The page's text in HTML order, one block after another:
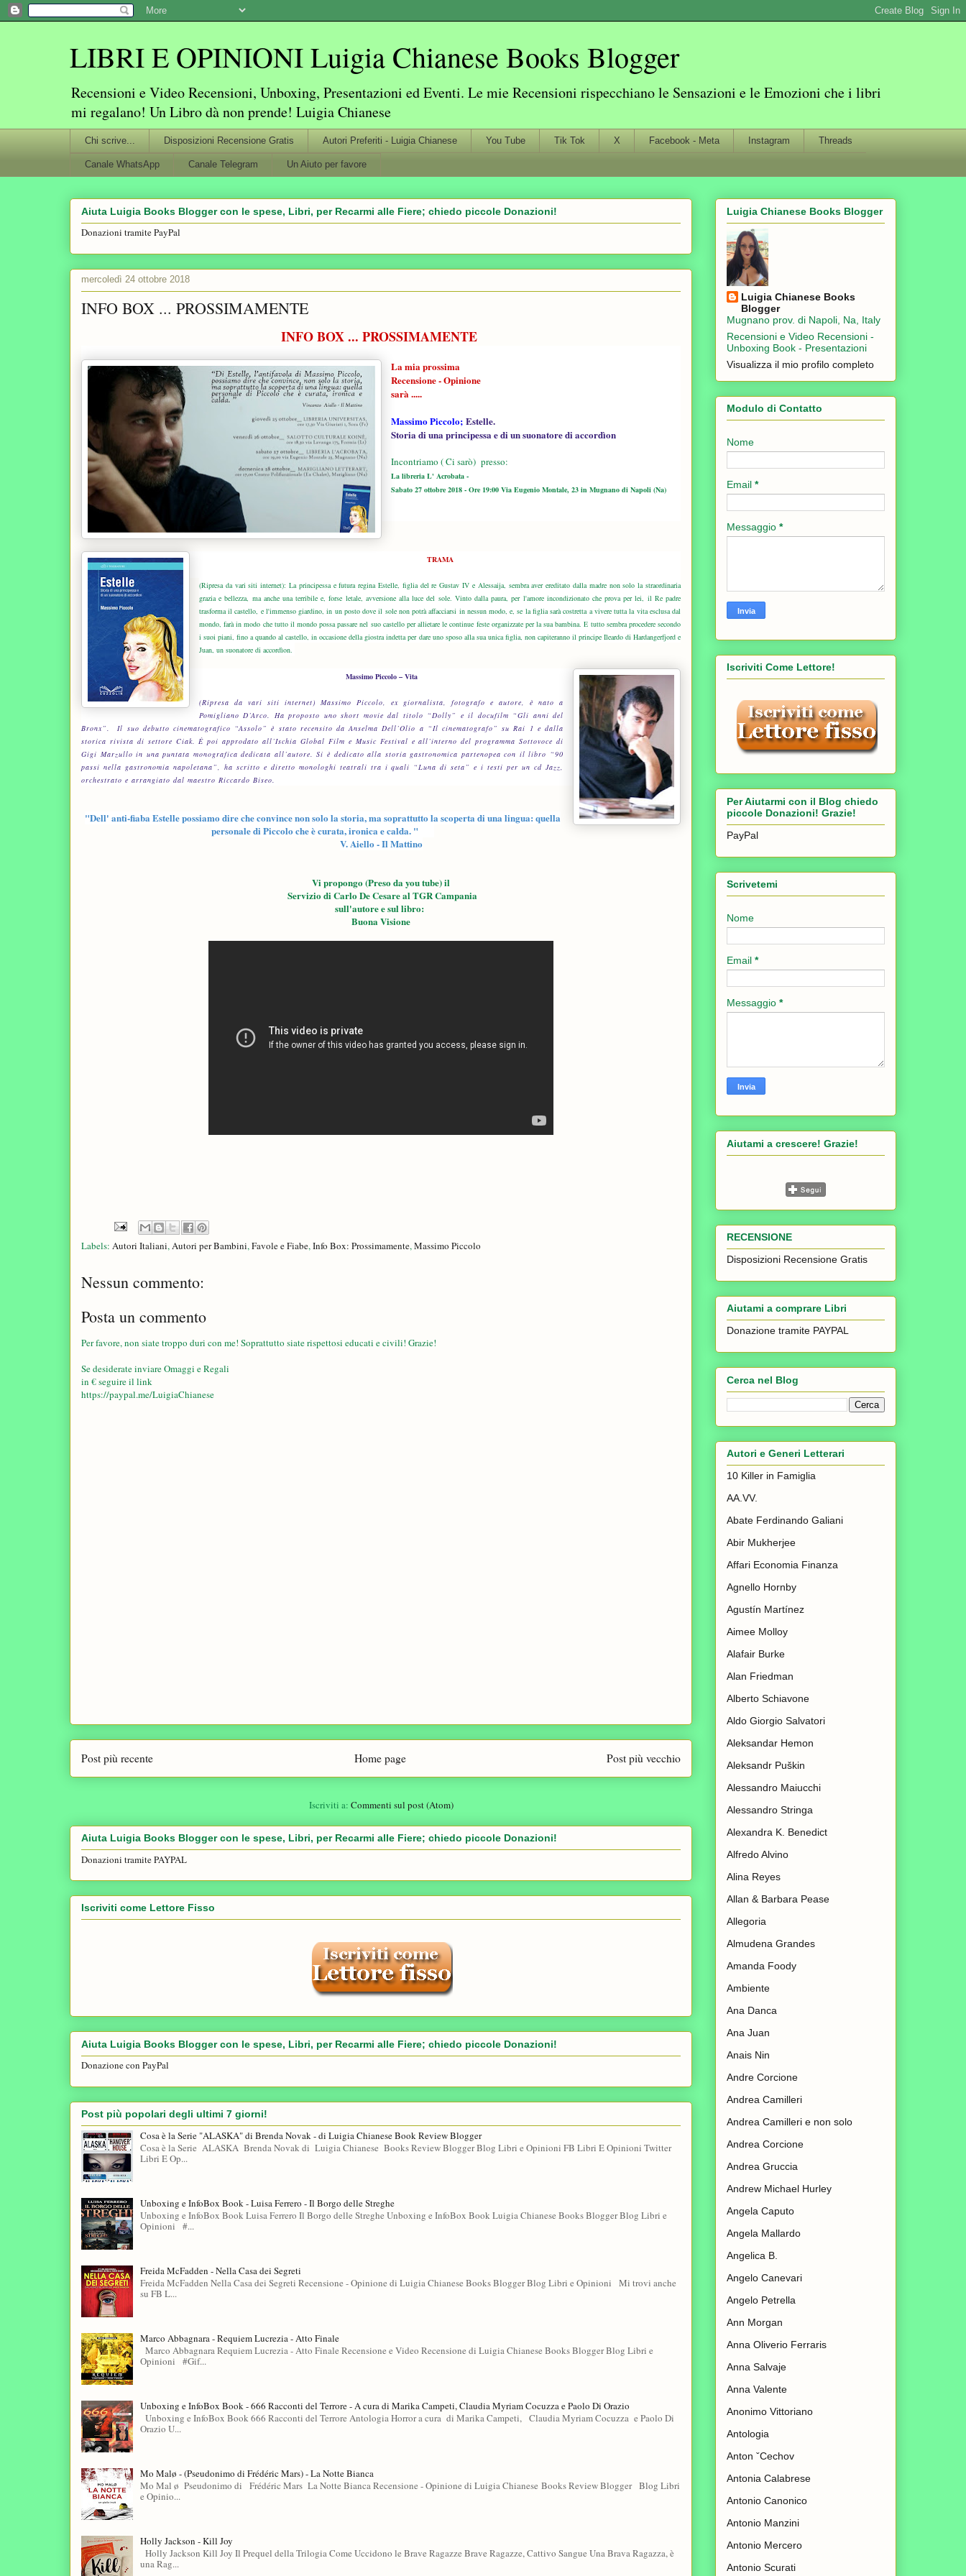
LIBRI E OPINIONI Luigia Chianese Books Blogger
Recensioni e Video Recensioni, Unboxing, Presentazioni ed Eventi. Le mie Recensioni rispecchiano le Sensazioni e le Emozioni che i libri
mi regalano! Un Libro dà non prende! Luigia Chianese
Chi scrive... Disposizioni Recensione Gratis Autori Preferiti - Luigia Chianese You Tube Tik Tok X Facebook - Meta Instagram Threads
Canale WhatsApp Canale Telegram Un Aiuto per favore
Aiuta Luigia Books Blogger con le spese, Libri, per Recarmi alle Fiere; chiedo piccole Donazioni!
Donazioni tramite PayPal
mercoledì 24 ottobre 2018
INFO BOX ... PROSSIMAMENTE
INFO BOX ... PROSSIMAMENTE
La mia prossima
Recensione - Opinione
sarà .....
Massimo Piccolo; Estelle.
Storia di una principessa e di un suonatore di accordìon
Incontriamo ( Ci sarò) presso:
La libreria L' Acrobata -
Sabato 27 ottobre 2018 - Ore 19:00 Via Eugenio Montale, 23 in Mugnano di Napoli (Na)
TRAMA
(Ripresa da vari siti internet): La principessa e futura regina Estelle, figlia del re Gustav IV e Alessaija, sembra aver ereditato dalla madre non solo la straordinaria
grazia e bellezza, ma anche una terribile e, forse letale, avversione alla luce del sole. Vinto dalla paura, per l'amore incondizionato che prova per lei, il Re padre
trasforma il castello, e l'immenso giardino, in un posto dove il sole non potrà affacciarsi in nessun modo, e, se la figlia sarà costretta a vivere tutta la vita esclusa dal
mondo, farà in modo che tutto il mondo possa passare nel suo castello per allietare le continue feste organizzate per la sua bambina. E tutto sembra procedere secondo
i suoi piani, fino a quando al castello, in occasione della giostra indetta per dare uno sposo alla sua unica figlia, non capiteranno il principe Ileardo di Hardangerfjord e
Juan, un suonatore di accordìon.
Massimo Piccolo – Vita
(Ripresa da vari siti internet) Massimo Piccolo, ex giornalista, fotografo e autore, è nato a
Pomigliano D’Arco.
Ha proposto uno short movie dal titolo “Dolly” e il docufilm “Gli anni del
Bronx”. Il suo debutto cinematografico “Assolo” è stato recensito da Anselma Dell’Olio a “Il cinematografo” su Rai 1 e dalla
storica rivista di settore Ciak. È poi approdato all’Ischia Global Film e Music Festival e all’interno del programma Sottovoce di
Gigi Marzullo in una puntata monografica dedicata all’autore. Si è dedicato alla storia gastronomica partenopea con il libro “90
passi nella gastronomia napoletana”, ha scritto e diretto monologhi teatrali tra i quali “Luna di seta” e i testi per un cd Jazz,
orchestrato e arrangiato dal maestro Riccardo Biseo.
"Dell' anti-fiaba Estelle possiamo dire che convince non solo la storia, ma soprattutto la scoperta di una lingua: quella
personale di Piccolo che è curata, ironica e calda. "
V. Aiello - Il Mattino
Vi propongo (Preso da you tube) il
Servizio di Carlo De Cesare al TGR Campania
sull'autore e sul libro:
Buona Visione
Labels: Autori Italiani, Autori per Bambini, Favole e Fiabe, Info Box: Prossimamente, Massimo Piccolo
Nessun commento:
Posta un commento
Per favore, non siate troppo duri con me! Soprattutto siate rispettosi educati e civili! Grazie!
Se desiderate inviare Omaggi e Regali
in € seguire il link
https://paypal.me/LuigiaChianese
Post più recente Post più vecchio
Home page
Iscriviti a: Commenti sul post (Atom)
Aiuta Luigia Books Blogger con le spese, Libri, per Recarmi alle Fiere; chiedo piccole Donazioni!
Donazioni tramite PAYPAL
Iscriviti come Lettore Fisso
Aiuta Luigia Books Blogger con le spese, Libri, per Recarmi alle Fiere; chiedo piccole Donazioni!
Donazione con PayPal
Post più popolari degli ultimi 7 giorni!
Cosa è la Serie "ALASKA" di Brenda Novak - di Luigia Chianese Book Review Blogger
Cosa è la Serie ALASKA Brenda Novak di Luigia Chianese Books Review Blogger Blog Libri e Opinioni FB Libri E Opinioni Twitter
Libri E Op...
Unboxing e InfoBox Book - Luisa Ferrero - Il Borgo delle Streghe
Unboxing e InfoBox Book Luisa Ferrero Il Borgo delle Streghe Unboxing e InfoBox Book Luigia Chianese Books Blogger Blog Libri e
Opinioni #...
Freida McFadden - Nella Casa dei Segreti
Freida McFadden Nella Casa dei Segreti Recensione - Opinione di Luigia Chianese Books Blogger Blog Libri e Opinioni Mi trovi anche
su FB L...
Marco Abbagnara - Requiem Lucrezia - Atto Finale
Marco Abbagnara Requiem Lucrezia - Atto Finale Recensione e Video Recensione di Luigia Chianese Books Blogger Blog Libri e
Opinioni #Gif...
Unboxing e InfoBox Book - 666 Racconti del Terrore - A cura di Marika Campeti, Claudia Myriam Cocuzza e Paolo Di Orazio
Unboxing e InfoBox Book 666 Racconti del Terrore Antologia Horror a cura di Marika Campeti, Claudia Myriam Cocuzza e Paolo Di
Orazio U...
Mo Malø - (Pseudonimo di Frédéric Mars) - La Notte Bianca
Mo Mal ø Pseudonimo di Frédéric Mars La Notte Bianca Recensione - Opinione di Luigia Chianese Books Review Blogger Blog Libri
e Opinio...
Holly Jackson - Kill Joy
Holly Jackson Kill Joy Il Prequel della Trilogia Come Uccidono le Brave Ragazze Brave Ragazze, Cattivo Sangue Una Brava Ragazza, è
una Rag...
Luigia Chianese Books Blogger
Luigia Chianese Books
Blogger
Mugnano prov. di Napoli, Na, Italy
Recensioni e Video Recensioni -
Unboxing Book - Presentazioni
Visualizza il mio profilo completo
Modulo di Contatto
Nome
Email *
Messaggio *
Iscriviti Come Lettore!
Per Aiutarmi con il Blog chiedo
piccole Donazioni! Grazie!
PayPal
Scrivetemi
Nome
Email *
Messaggio *
Aiutami a crescere! Grazie!
RECENSIONE
Disposizioni Recensione Gratis
Aiutami a comprare Libri
Donazione tramite PAYPAL
Cerca nel Blog
Autori e Generi Letterari
10 Killer in Famiglia
AA.VV.
Abate Ferdinando Galiani
Abir Mukherjee
Affari Economia Finanza
Agnello Hornby
Agustín Martínez
Aimee Molloy
Alafair Burke
Alan Friedman
Alberto Schiavone
Aldo Giorgio Salvatori
Aleksandar Hemon
Aleksandr Puškin
Alessandro Maiucchi
Alessandro Stringa
Alexandra K. Benedict
Alfredo Alvino
Alina Reyes
Allan & Barbara Pease
Allegoria
Almudena Grandes
Amanda Foody
Ambiente
Ana Danca
Ana Juan
Anais Nin
Andre Corcione
Andrea Camilleri
Andrea Camilleri e non solo
Andrea Corcione
Andrea Gruccia
Andrew Michael Hurley
Angela Caputo
Angela Mallardo
Angelica B.
Angelo Canevari
Angelo Petrella
Ann Morgan
Anna Oliverio Ferraris
Anna Salvaje
Anna Valente
Anonimo Vittoriano
Antologia
Anton ˇCechov
Antonia Calabrese
Antonio Canonico
Antonio Manzini
Antonio Mercero
Antonio Scurati